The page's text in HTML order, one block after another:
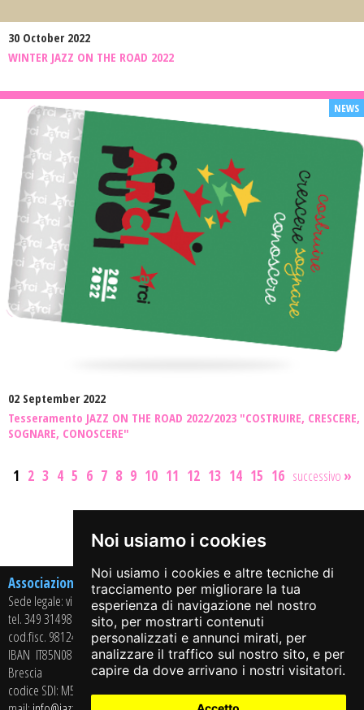
Noi usiamo i cookies
Noi usiamo i cookies e altre tecniche di
tracciamento per migliorare la tua
esperienza di navigazione nel nostro
sito, per mostrarti contenuti
personalizzati e annunci mirati, per
analizzare il traffico sul nostro sito, e per
capire da dove arrivano i nostri visitatori.
30 October 2022
WINTER JAZZ ON THE ROAD 2022
02 September 2022
Tesseramento JAZZ ON THE ROAD 2022/2023 "COSTRUIRE, CRESCERE,
SOGNARE, CONOSCERE"
1 2 3 4 5 6 7 8 9 10 11 12 13 14 15 16 successivo »
Share on:
Associazione Culturale Arci Jazz On The Road APS
Sede legale: via Casaglio, 13 – 25064 GUSSAGO (BS)
tel. 349 3149864
cod.fisc. 98124350178 - P.iva 02715430985
IBAN IT85N0869211208034000341724- BANCA CREDITO COOPERATIVO di
Brescia
codice SDI: M5UXCR1